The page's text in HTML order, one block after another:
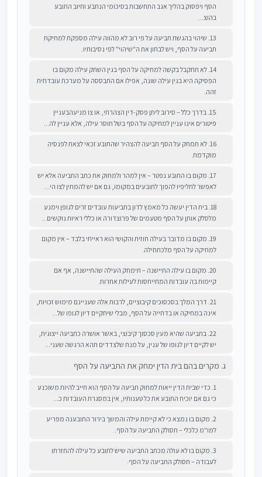
הסף ויפסוק בהליך אגב התחשבות בסיכומי הנתבע וחיוב התובע
בהוצ...
13. שיהוי בהגשת תביעה על פי רוב לא מהווה עילה מספקת למחיקת
תביעה על הסף, ויש לבחון את ה"שיהוי" לפי נסיבותיו.
14. לא תתקבל בקשה למחיקה על הסף בגין השתק עילה מקום בו
הפסיקה היא בגין עילה שונה, אפילו אם התבססה על מערכת עובדתית
זהה.
15. בדרך כלל – סירוב ליתן פסק-דין הצהרתי, או צו מניעהבעניין
פיטורים אינו עניין למחיקה על הסף בשל חוסר עילה, אלא עניין לה...
16. לא תמחק על הסף תביעה להצהיר שהתובע זכאי לצאת לפנסיה
מוקדמת.
17. מקום בו התובע נפטר – אין למהר ולמחוק את כתב התביעה אלא יש
לאפשר לחליפיו להפוך לתובעים במקומו, גם אם יש להמתין לצו הי...
18. בית הדין יעשה כל מאמץ לדון בתביעות עובדים זרים לגופן וימנע
מלסלק אותן על הסף מטעמים של פרוצדורה או כללי ראיות נוקשים...
19. מקום בו מדובר בעילה חוזית והקושי הוא ראייתי בלבד – אין מקום
למחיקה על הסף מלכתחילה.
20. מקום בו עילה התיישנה – תימחק העילה שהתיישנה, אף אם
קיימות בה עובדות המתייחסות לעילות אחרות.
21. דרך המלך בסכסוכים קיבוציים, לרבות אלה שעניינם מימוש זכויות,
אינה במחיקה או בדחייה על הסף, מבלי שיתקיים דיון לגופו של...
22. בתביעה שהיא מעין סכסוך קיבוצי, באשר אושרה כתביעה ייצוגית,
יש לקיים דיון לגופו של ענין, על מנת שלצדדים תהא הרגשה שעני...
ג. מקרים בהם בית הדין ימחק את התביעה על הסף
1. כדי שבית הדין ייאות למחוק תביעה על הסף הוא חייב להיות משוכנע
כי גם אם יוכיח התובע את כל טענותיו, אין במסגרת העובדות כ...
2. מקום בו נמצא כי לא קיימת עילה והמשך בירור התובענה מפריע
למו"מ כלכלי – תסולק התביעה על הסף.
3. מקום בו לא עולה מכתב התביעה שיש לתובע כל עילה להחזרתו
לעבודה – תסולק התביעה על הסף.